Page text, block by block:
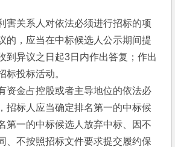
害关系人对依法必须进行招标的项
的，应当在中标候选人公示期间提
到异议之日起3日内作出答复；作出
标投标活动。
资金占控股或者主导地位的依法必
招标人应当确定排名第一的中标候
第一的中标候选人放弃中标、因不
、不按照招标文件要求提交履约保